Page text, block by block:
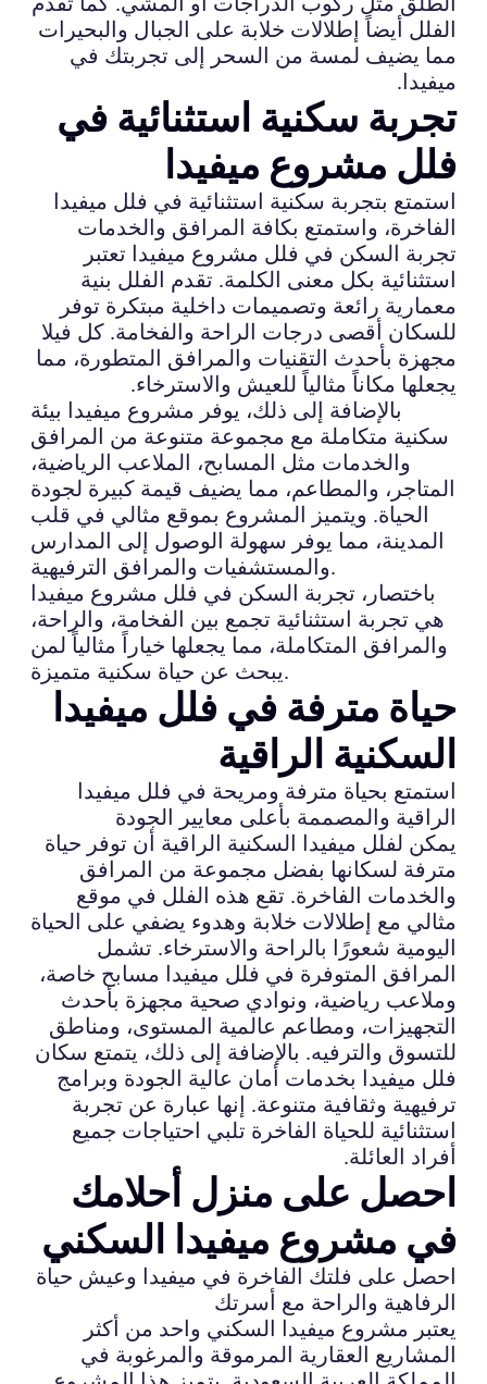
الفلل أيضاً إطلالات خلابة على الجبال والبحيرات
مما يضيف لمسة من السحر إلى تجربتك في
ميفيدا.
تجربة سكنية استثنائية في
فلل مشروع ميفيدا
استمتع بتجربة سكنية استثنائية في فلل ميفيدا
الفاخرة، واستمتع بكافة المرافق والخدمات
تجربة السكن في فلل مشروع ميفيدا تعتبر
استثنائية بكل معنى الكلمة. تقدم الفلل بنية
معمارية رائعة وتصميمات داخلية مبتكرة توفر
للسكان أقصى درجات الراحة والفخامة. كل فيلا
مجهزة بأحدث التقنيات والمرافق المتطورة، مما
يجعلها مكاناً مثالياً للعيش والاسترخاء.
بالإضافة إلى ذلك، يوفر مشروع ميفيدا بيئة
سكنية متكاملة مع مجموعة متنوعة من المرافق
والخدمات مثل المسابح، الملاعب الرياضية،
المتاجر، والمطاعم، مما يضيف قيمة كبيرة لجودة
الحياة. ويتميز المشروع بموقع مثالي في قلب
المدينة، مما يوفر سهولة الوصول إلى المدارس
والمستشفيات والمرافق الترفيهية.
باختصار، تجربة السكن في فلل مشروع ميفيدا
هي تجربة استثنائية تجمع بين الفخامة، والراحة،
والمرافق المتكاملة، مما يجعلها خياراً مثالياً لمن
يبحث عن حياة سكنية متميزة.
حياة مترفة في فلل ميفيدا
السكنية الراقية
استمتع بحياة مترفة ومريحة في فلل ميفيدا
الراقية والمصممة بأعلى معايير الجودة
يمكن لفلل ميفيدا السكنية الراقية أن توفر حياة
مترفة لسكانها بفضل مجموعة من المرافق
والخدمات الفاخرة. تقع هذه الفلل في موقع
مثالي مع إطلالات خلابة وهدوء يضفي على الحياة
اليومية شعورًا بالراحة والاسترخاء. تشمل
المرافق المتوفرة في فلل ميفيدا مسابح خاصة،
وملاعب رياضية، ونوادي صحية مجهزة بأحدث
التجهيزات، ومطاعم عالمية المستوى، ومناطق
للتسوق والترفيه. بالإضافة إلى ذلك، يتمتع سكان
فلل ميفيدا بخدمات أمان عالية الجودة وبرامج
ترفيهية وثقافية متنوعة. إنها عبارة عن تجربة
استثنائية للحياة الفاخرة تلبي احتياجات جميع
أفراد العائلة.
احصل على منزل أحلامك
في مشروع ميفيدا السكني
احصل على فلتك الفاخرة في ميفيدا وعيش حياة
الرفاهية والراحة مع أسرتك
يعتبر مشروع ميفيدا السكني واحد من أكثر
المشاريع العقارية المرموقة والمرغوبة في